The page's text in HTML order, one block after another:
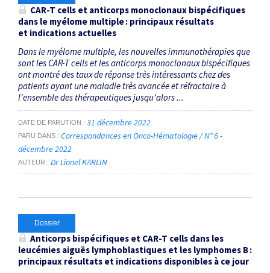
CAR-T cells et anticorps monoclonaux bispécifiques
dans le myélome multiple : principaux résultats
et indications actuelles
Dans le myélome multiple, les nouvelles immunothérapies que
sont les CAR-T cells et les anticorps monoclonaux bispécifiques
ont montré des taux de réponse très intéressants chez des
patients ayant une maladie très avancée et réfractaire à
l'ensemble des thérapeutiques jusqu'alors ...
DATE DE PARUTION 31 décembre 2022
PARU DANS
Correspondances en Onco-Hématologie / N° 6 -
décembre 2022
AUTEUR Dr Lionel KARLIN
Dossier
Anticorps bispécifiques et CAR-T cells dans les
leucémies aiguës lymphoblastiques et les lymphomes B :
principaux résultats et indications disponibles à ce jour